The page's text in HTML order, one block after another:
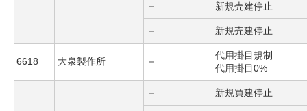
－ 新規売建停止
－ 新規売建停止
6618 大泉製作所 －
代用掛目規制
代用掛目0%
－ 新規買建停止